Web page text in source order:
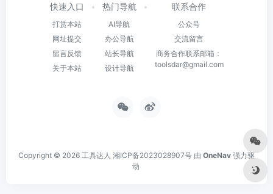
快速入口
打赏本站
网址提交
留言反馈
关于本站
热门导航
AI导航
办公导航
站长导航
设计导航
联系合作
公众号
交流留言
商务合作联系邮箱：
toolsdar@gmail.com
Copyright © 2026 工具达人 湘ICP备2023028907号 由 OneNav 强力驱
动